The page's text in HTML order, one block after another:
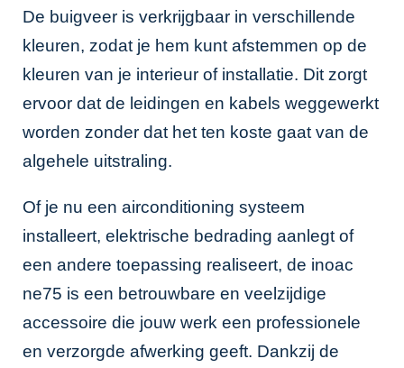
De buigveer is verkrijgbaar in verschillende
kleuren, zodat je hem kunt afstemmen op de
kleuren van je interieur of installatie. Dit zorgt
ervoor dat de leidingen en kabels weggewerkt
worden zonder dat het ten koste gaat van de
algehele uitstraling.
Of je nu een airconditioning systeem
installeert, elektrische bedrading aanlegt of
een andere toepassing realiseert, de inoac
ne75 is een betrouwbare en veelzijdige
accessoire die jouw werk een professionele
en verzorgde afwerking geeft. Dankzij de